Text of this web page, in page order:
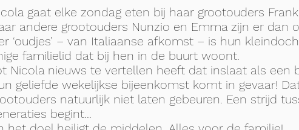
gaat elke zondag eten bij haar grootouders
andere grootouders Nunzio en Emma zijn er dan
‘oudjes’ – van Italiaanse afkomst – is hun
familielid dat bij hen in de buurt woont.
Nicola nieuws te vertellen heeft dat inslaat als een
geliefde wekelijkse bijeenkomst komt in gevaar!
natuurlijk niet laten gebeuren. Een strijd
begint…